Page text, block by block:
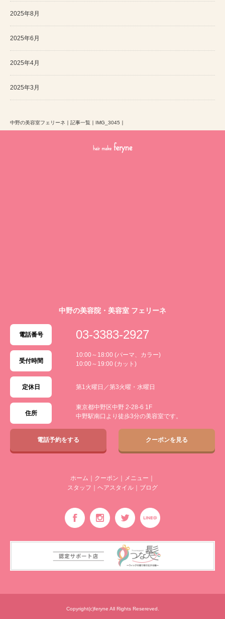
2025年8月
2025年6月
2025年4月
2025年3月
中野の美容室フェリーネ ｜ 記事一覧 ｜ IMG_3045 ｜
中野の美容院・美容室 フェリーネ
電話番号 03-3383-2927
受付時間
10:00～18:00 (パーマ、カラー)
10:00～19:00 (カット)
定休日 第1火曜日／第3火曜・水曜日
住所
東京都中野区中野 2-28-6 1F
中野駅南口より徒歩3分の美容室です。
電話予約をする クーポンを見る
ホーム ｜ クーポン ｜ メニュー ｜
スタッフ ｜ ヘアスタイル ｜ ブログ
Copyright(c)feryne All Rights Resereved.